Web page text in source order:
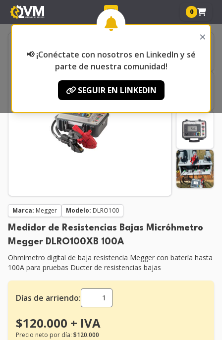
×
📢 ¡Conéctate con nosotros en LinkedIn y sé
parte de nuestra comunidad!
SEGUIR EN LINKEDIN
0
Marca: Megger Modelo: DLRO100
Medidor de Resistencias Bajas Micróhmetro
Megger DLRO100XB 100A
Ohmímetro digital de baja resistencia Megger con batería hasta
100A para pruebas Ducter de resistencias bajas
Días de arriendo:
$120.000 + IVA
Precio neto por día: $120.000